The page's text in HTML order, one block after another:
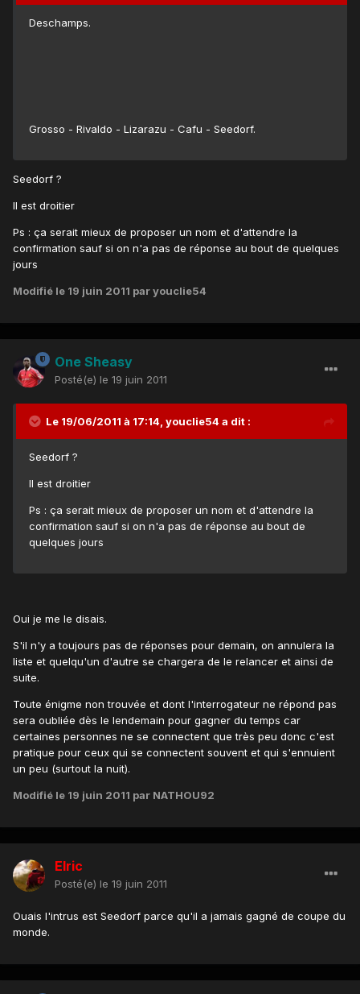
Deschamps.
Grosso - Rivaldo - Lizarazu - Cafu - Seedorf.
Seedorf ?
Il est droitier
Ps : ça serait mieux de proposer un nom et d'attendre la
confirmation sauf si on n'a pas de réponse au bout de quelques
jours
Modifié le 19 juin 2011 par youclie54
One Sheasy
Posté(e) le 19 juin 2011
Le 19/06/2011 à 17:14, youclie54 a dit :
Seedorf ?
Il est droitier
Ps : ça serait mieux de proposer un nom et d'attendre la
confirmation sauf si on n'a pas de réponse au bout de
quelques jours
Oui je me le disais.
S'il n'y a toujours pas de réponses pour demain, on annulera la
liste et quelqu'un d'autre se chargera de le relancer et ainsi de
suite.
Toute énigme non trouvée et dont l'interrogateur ne répond pas
sera oubliée dès le lendemain pour gagner du temps car
certaines personnes ne se connectent que très peu donc c'est
pratique pour ceux qui se connectent souvent et qui s'ennuient
un peu (surtout la nuit).
Modifié le 19 juin 2011 par NATHOU92
Elric
Posté(e) le 19 juin 2011
Ouais l'intrus est Seedorf parce qu'il a jamais gagné de coupe du
monde.